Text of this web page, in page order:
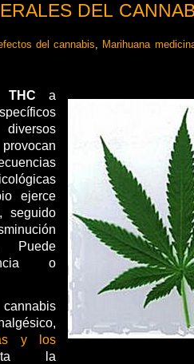
DEL
del cannabis, Marihuana
THC a
ejerce
seguido
Puede
o
y los
la